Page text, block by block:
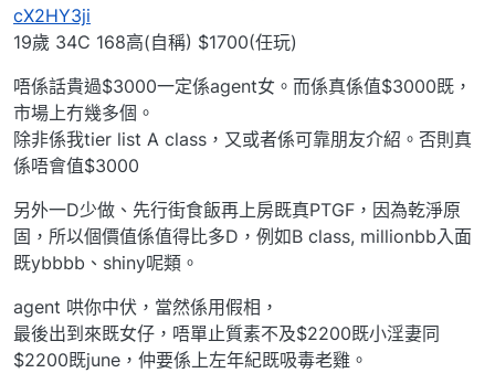
cX2HY3ji
19歲 34C 168高(自稱) $1700(任玩)
唔係話貴過$3000一定係agent女。而係真係值$3000既，
市場上冇幾多個。
除非係我tier list A class，又或者係可靠朋友介紹。否則真
係唔會值$3000
另外一D少做、先行街食飯再上房既真PTGF，因為乾淨原
固，所以個價值係值得比多D，例如B class, millionbb入面
既ybbbb、shiny呢類。
agent 哄你中伏，當然係用假相，
最後出到來既女仔，唔單止質素不及$2200既小淫妻同
$2200既june，仲要係上左年紀既吸毒老雞。